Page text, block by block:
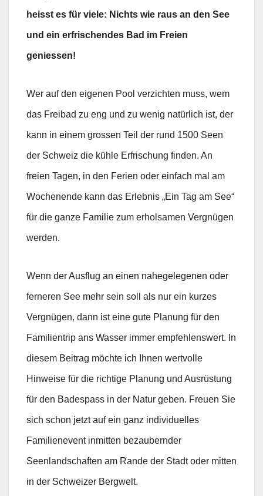
heisst es für viele: Nichts wie raus an den See
und ein erfrischendes Bad im Freien
geniessen!
Wer auf den eigenen Pool verzichten muss, wem
das Freibad zu eng und zu wenig natürlich ist, der
kann in einem grossen Teil der rund 1500 Seen
der Schweiz die kühle Erfrischung finden. An
freien Tagen, in den Ferien oder einfach mal am
Wochenende kann das Erlebnis „Ein Tag am See“
für die ganze Familie zum erholsamen Vergnügen
werden.
Wenn der Ausflug an einen nahegelegenen oder
ferneren See mehr sein soll als nur ein kurzes
Vergnügen, dann ist eine gute Planung für den
Familientrip ans Wasser immer empfehlenswert. In
diesem Beitrag möchte ich Ihnen wertvolle
Hinweise für die richtige Planung und Ausrüstung
für den Badespass in der Natur geben. Freuen Sie
sich schon jetzt auf ein ganz individuelles
Familienevent inmitten bezaubernder
Seenlandschaften am Rande der Stadt oder mitten
in der Schweizer Bergwelt.